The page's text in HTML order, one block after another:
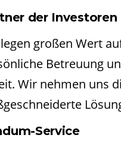
der Investoren
großen Wert
Betreuung
Wir nehmen uns
Service